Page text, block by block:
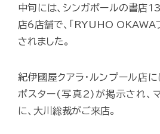
中旬には、シンガポールの書店
店6店舗で、「RYUHO OKAWA
されました。
紀伊國屋クアラ・ルンプール店
ポスター(写真2)が掲示され、
に、大川総裁がご来店。